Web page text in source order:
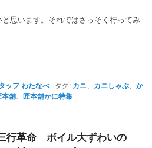
と思います。それではさっそく行ってみ
ッフ わたなべ | タグ: カニ カニしゃぶ 、か
本舗 、匠本舗かに特集
行革命 ボイル大ずわいの